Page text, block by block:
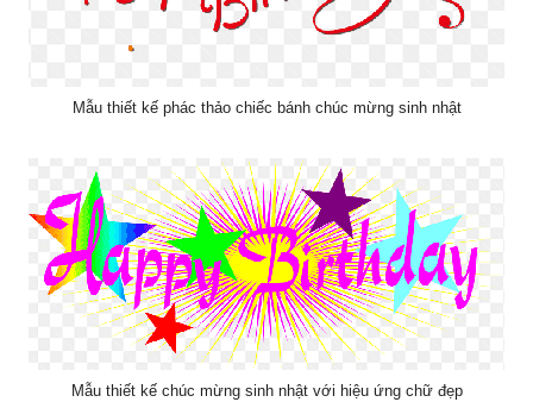
Mẫu thiết kế phác thảo chiếc bánh chúc mừng sinh nhật
Mẫu thiết kế chúc mừng sinh nhật với hiệu ứng chữ đẹp